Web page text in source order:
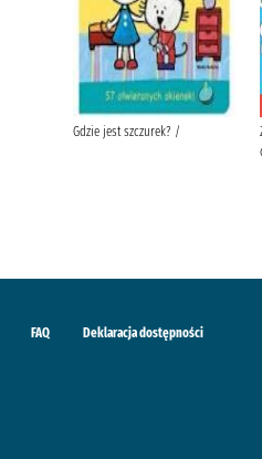
Gdzie jest szczurek? /
FAQ Deklaracja dostępności